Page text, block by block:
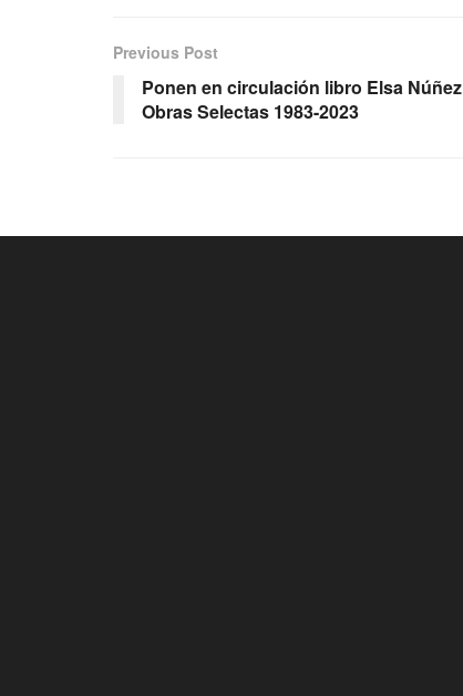
Previous Post
Ponen en circulación libro Elsa Núñez
Obras Selectas 1983-2023